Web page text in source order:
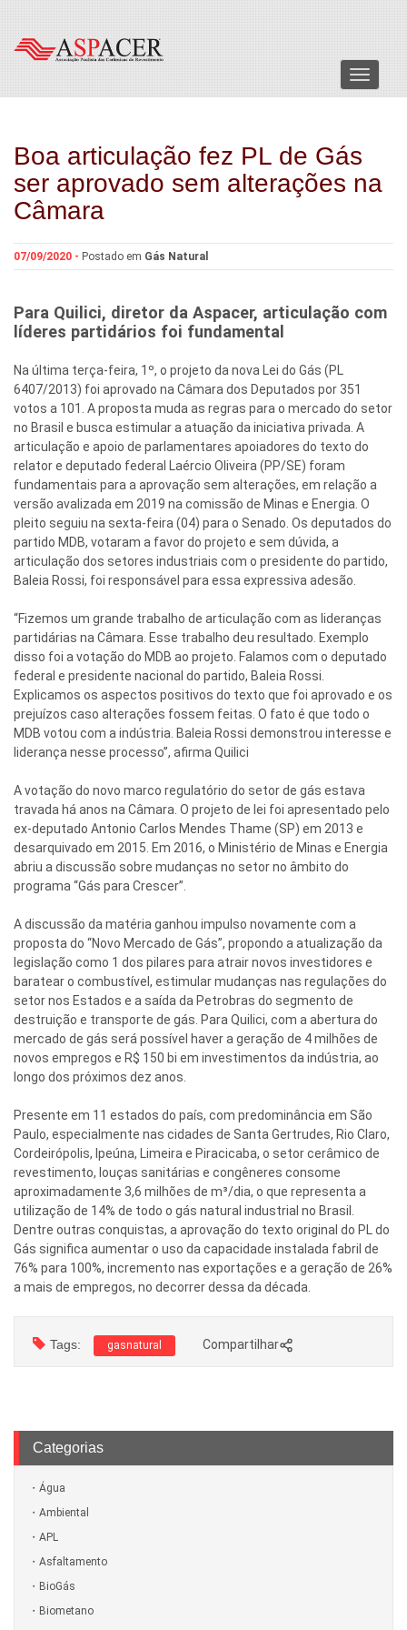
Menu
Boa articulação fez PL de Gás
ser aprovado sem alterações na
Câmara
07/09/2020 - Postado em Gás Natural
Para Quilici, diretor da Aspacer, articulação com
líderes partidários foi fundamental
Na última terça-feira, 1º, o projeto da nova Lei do Gás (PL
6407/2013) foi aprovado na Câmara dos Deputados por 351
votos a 101. A proposta muda as regras para o mercado do setor
no Brasil e busca estimular a atuação da iniciativa privada. A
articulação e apoio de parlamentares apoiadores do texto do
relator e deputado federal Laércio Oliveira (PP/SE) foram
fundamentais para a aprovação sem alterações, em relação a
versão avalizada em 2019 na comissão de Minas e Energia. O
pleito seguiu na sexta-feira (04) para o Senado. Os deputados do
partido MDB, votaram a favor do projeto e sem dúvida, a
articulação dos setores industriais com o presidente do partido,
Baleia Rossi, foi responsável para essa expressiva adesão.
“Fizemos um grande trabalho de articulação com as lideranças
partidárias na Câmara. Esse trabalho deu resultado. Exemplo
disso foi a votação do MDB ao projeto. Falamos com o deputado
federal e presidente nacional do partido, Baleia Rossi.
Explicamos os aspectos positivos do texto que foi aprovado e os
prejuízos caso alterações fossem feitas. O fato é que todo o
MDB votou com a indústria. Baleia Rossi demonstrou interesse e
liderança nesse processo”, afirma Quilici
A votação do novo marco regulatório do setor de gás estava
travada há anos na Câmara. O projeto de lei foi apresentado pelo
ex-deputado Antonio Carlos Mendes Thame (SP) em 2013 e
desarquivado em 2015. Em 2016, o Ministério de Minas e Energia
abriu a discussão sobre mudanças no setor no âmbito do
programa “Gás para Crescer”.
A discussão da matéria ganhou impulso novamente com a
proposta do “Novo Mercado de Gás”, propondo a atualização da
legislação como 1 dos pilares para atrair novos investidores e
baratear o combustível, estimular mudanças nas regulações do
setor nos Estados e a saída da Petrobras do segmento de
destruição e transporte de gás. Para Quilici, com a abertura do
mercado de gás será possível haver a geração de 4 milhões de
novos empregos e R$ 150 bi em investimentos da indústria, ao
longo dos próximos dez anos.
Presente em 11 estados do país, com predominância em São
Paulo, especialmente nas cidades de Santa Gertrudes, Rio Claro,
Cordeirópolis, Ipeúna, Limeira e Piracicaba, o setor cerâmico de
revestimento, louças sanitárias e congêneres consome
aproximadamente 3,6 milhões de m³/dia, o que representa a
utilização de 14% de todo o gás natural industrial no Brasil.
Dentre outras conquistas, a aprovação do texto original do PL do
Gás significa aumentar o uso da capacidade instalada fabril de
76% para 100%, incremento nas exportações e a geração de 26%
a mais de empregos, no decorrer dessa da década.
Tags: gasnatural Compartilhar
Categorias
Água
Ambiental
APL
Asfaltamento
BioGás
Biometano